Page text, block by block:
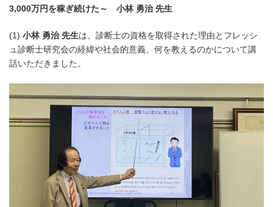
3,000万円を稼ぎ続けた～ 小林 勇治 先生
(1) 小林 勇治 先生は、診断士の資格を取得された理由とフレッシ
ュ診断士研究会の経緯や社会的意義、何を教えるのかについて講
話いただきました。